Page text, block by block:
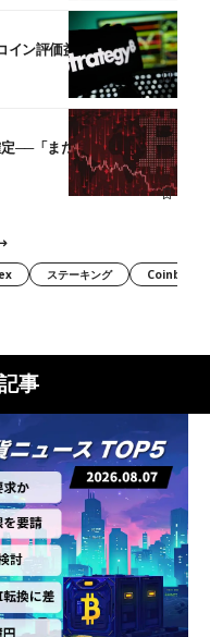
イン評価益約5,800億円増
──「まだ途中段階」と
ステーキング Coinbase
事